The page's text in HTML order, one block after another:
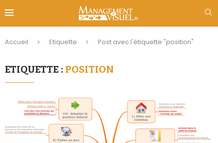
Accueil Etiquette Post avec l'étiquette "position"
ETIQUETTE : POSITION